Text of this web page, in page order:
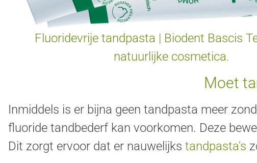
Fluoridevrije tandpasta | Biodent Bascis
natuurlijke cosmetica.
Moet
Inmiddels is er bijna geen tandpasta meer
fluoride tandbederf kan voorkomen. Deze
Dit zorgt ervoor dat er nauwelijks tandpasta's